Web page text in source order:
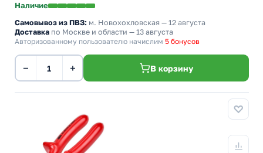
Наличие
Самовывоз из ПВЗ: м. Новохохловская — 12 августа
Доставка по Москве и области — 13 августа
Авторизованному пользователю начислим 5 бонусов
− + В корзину